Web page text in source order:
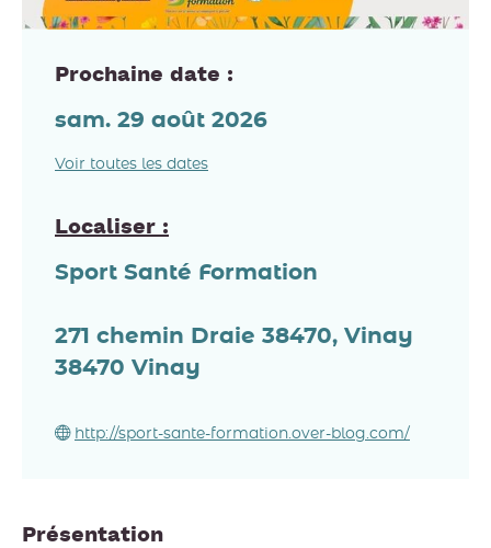
Prochaine date :
sam. 29 août 2026
Voir toutes les dates
Localiser :
Sport Santé Formation
271 chemin Draie 38470, Vinay
38470 Vinay
http://sport-sante-formation.over-blog.com/
Présentation